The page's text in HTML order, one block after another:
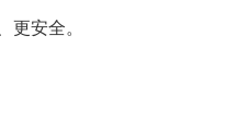
安全。